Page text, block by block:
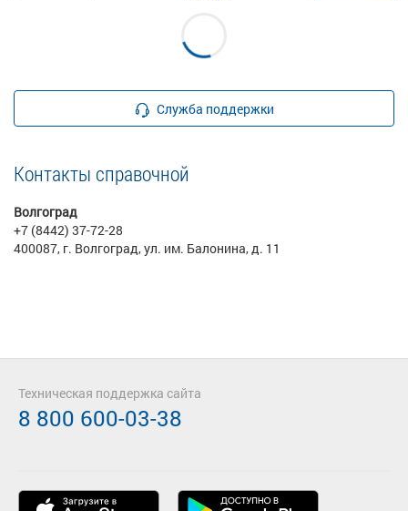
Служба поддержки
Контакты справочной
Волгоград
+7 (8442) 37-72-28
400087, г. Волгоград, ул. им. Балонина, д. 11
Техническая поддержка сайта
8 800 600-03-38